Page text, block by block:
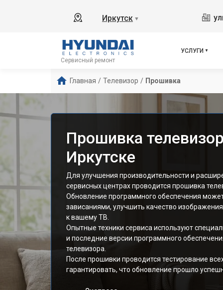
Иркутск ▼
Сервисный ремонт
УСЛУГИ
Главная / Телевизор / Прошивка
Прошивка
Иркутске
Для улучшения производительности и
сервисных центрах проводится прошивка
Обновление программного обеспечения
зависаниями, улучшить качество
к вашему ТВ.
Опытные техники сервиса используют
и последние версии программного
телевизора.
После прошивки проводится тестирование
гарантировать, что обновление прошло